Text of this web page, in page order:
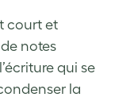
court et
notes
qui se
la